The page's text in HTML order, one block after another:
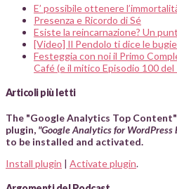
E’ possibile ottenere
Presenza e Ricordo di Sé
Esiste la reincarnazione? Un
[Video] Il Pendolo ti dice le
Festeggia con noi il Primo
Café (e il mitico Episodio 100
Articoli più letti
The "Google Analytics Top
plugin, "Google Analytics for
to be installed and activated.
Install plugin | Activate plugin.